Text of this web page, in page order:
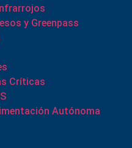
y Greenpass
Críticas
Autónoma